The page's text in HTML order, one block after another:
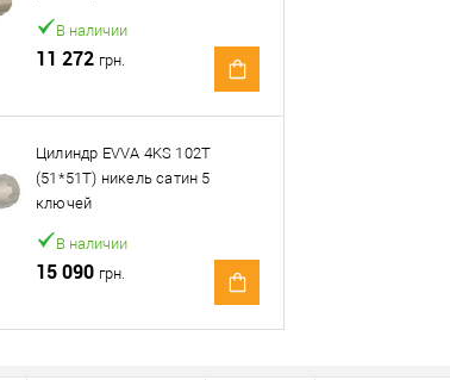
спрашивайте у менеджера.
Оплата
В наличии
11 272 грн.
Цилиндр EVVA 4KS 102T
(51*51T) никель сатин 5
ключей
В наличии
15 090 грн.